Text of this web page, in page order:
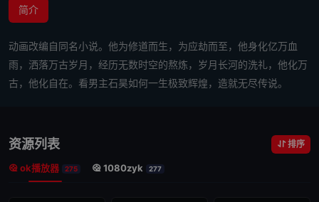
简介
动画改编自同名小说。他为修道而生，为应劫而至，他身化亿万血
雨，洒落万古岁月，经历无数时空的熬炼，岁月长河的洗礼，他化万
古，他化自在。看男主石昊如何一生极致辉煌，造就无尽传说。
资源列表 排序
ok播放器 275 1080zyk 277